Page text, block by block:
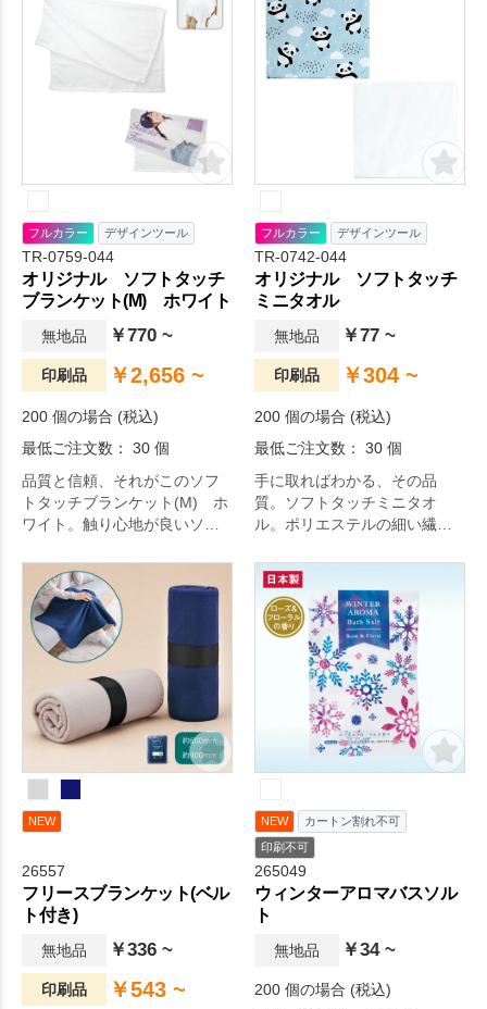
フルカラー デザインツール
TR-0759-044
オリジナル ソフトタッチ
ブランケット(M) ホワイト
無地品 ￥770 ~
印刷品 ￥2,656 ~
200 個の場合 (税込)
最低ご注文数： 30 個
品質と信頼、それがこのソフ
トタッチブランケット(M) ホ
ワイト。触り心地が良いソフ
ホワイトタイプのみ印刷可能
なので、ブランケットへの写
真やキャラクターなどフルカ
ラー印刷をお考えの方にはホ
ワイトタイプがおすすめで
す。商品のみの高級感を求め
る方にはカラー無地タイプを
おすすめいたします。日々の
生活をちょっぴり豊かにする
フルカラー デザインツール
TR-0742-044
オリジナル ソフトタッチ
ミニタオル
無地品 ￥77 ~
印刷品 ￥304 ~
200 個の場合 (税込)
最低ご注文数： 30 個
手に取ればわかる、その品
質。ソフトタッチミニタオ
ル。ポリエステルの細い繊維
実現したソフトタッチタオル
です。ハンカチタイプのミニ
サイズ。毎日の生活をより快
適に。
NEW
26557
フリースブランケット(ベル
ト付き)
無地品 ￥336 ~
印刷品 ￥543 ~
NEW
カートン割れ不可
印刷不可
265049
ウィンターアロマバスソル
ト
無地品 ￥34 ~
200 個の場合 (税込)